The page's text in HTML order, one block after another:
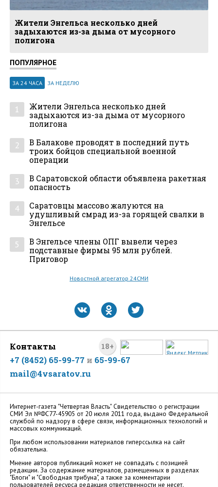
Жители Энгельса несколько дней
задыхаются из-за дыма от мусорного
полигона
ПОПУЛЯРНОЕ
ЗА 24 ЧАСА ЗА НЕДЕЛЮ
1
Жители Энгельса несколько дней
задыхаются из-за дыма от мусорного
полигона
2
В Балакове проводят в последний путь
троих бойцов специальной военной
операции
3
В Саратовской области объявлена ракетная
опасность
4
Саратовцы массово жалуются на
удушливый смрад из-за горящей свалки в
Энгельсе
5
В Энгельсе члены ОПГ вывели через
подставные фирмы 95 млн рублей.
Приговор
Новостной агрегатор 24СМИ
18+
Контакты
+7 (8452) 65-99-77 и 65-99-67
mail@4vsaratov.ru
Интернет-газета "Четвертая Власть" Cвидетельство о регистрации
СМИ Эл №ФС77-45905 от 20 июля 2011 года, выдано Федеральной
службой по надзору в сфере связи, информационных технологий и
массовых коммуникаций.
При любом использовании материалов гиперссылка на сайт
обязательна.
Мнение авторов публикаций может не совпадать с позицией
редакции. За содержание материалов, размещенных в разделах
"Блоги" и "Свободная трибуна", а также за комментарии
пользователей ресурса редакция ответственности не несет.